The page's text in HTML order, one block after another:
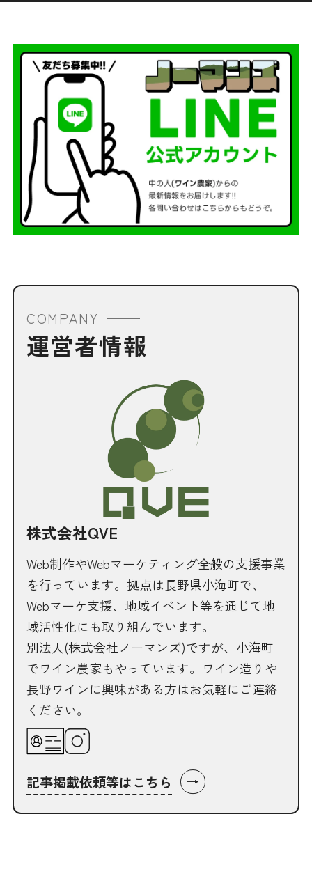
COMPANY
運営者情報
株式会社QVE
Web制作やWebマーケティング全般の支援事業
を行っています。拠点は長野県小海町で、
Webマーケ支援、地域イベント等を通じて地
域活性化にも取り組んでいます。
別法人(株式会社ノーマンズ)ですが、小海町
でワイン農家もやっています。ワイン造りや
長野ワインに興味がある方はお気軽にご連絡
ください。
記事掲載依頼等はこちら →